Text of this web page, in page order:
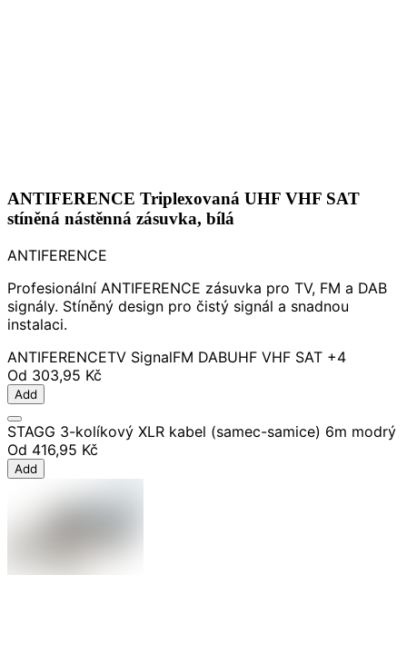
ANTIFERENCE Triplexovaná UHF VHF SAT
stíněná nástěnná zásuvka, bílá
ANTIFERENCE
Profesionální ANTIFERENCE zásuvka pro TV, FM a DAB
signály. Stíněný design pro čistý signál a snadnou
instalaci.
ANTIFERENCETV SignalFM DABUHF VHF SAT +4
Od 303,95 Kč
Add
STAGG 3-kolíkový XLR kabel (samec-samice) 6m modrý
Od 416,95 Kč
Add